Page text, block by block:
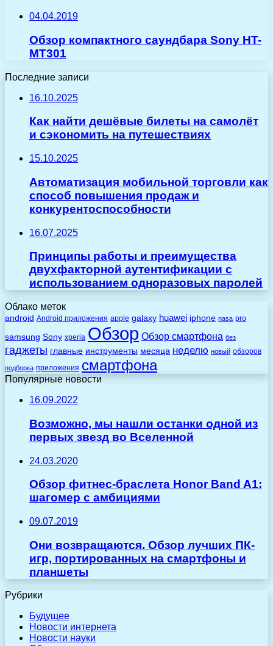
04.04.2019
Обзор компактного саундбара Sony HT-
MT301
Последние записи
16.10.2025
Как найти дешёвые билеты на самолёт
и сэкономить на путешествиях
15.10.2025
Автоматизация мобильной торговли как
способ повышения продаж и
конкурентоспособности
16.07.2025
Принципы работы и преимущества
двухфакторной аутентификации с
использованием одноразовых паролей
Облако меток
android Android приложения apple galaxy huawei iphone nasa pro
samsung Sony xperia Обзор Обзор смартфона без
гаджеты главные инструменты месяца неделю новый обзоров
подборка приложения смартфона
Популярные новости
16.09.2022
Возможно, мы нашли останки одной из
первых звезд во Вселенной
24.03.2020
Обзор фитнес-браслета Honor Band A1:
шагомер с амбициями
09.07.2019
Они возвращаются. Обзор лучших ПК-
игр, портированных на смартфоны и
планшеты
Рубрики
Будущее
Новости интернета
Новости науки